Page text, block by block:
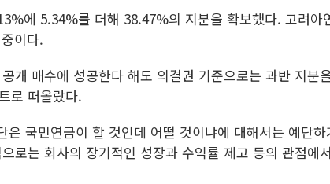
에 5.34%를 더해 38.47%의 지분을 확보했다. 고려
이다.
개 매수에 성공한다 해도 의결권 기준으로는 과반 지분
로 떠올랐다.
국민연금이 할 것인데 어떨 것이냐에 대해서는 예단
로는 회사의 장기적인 성장과 수익률 제고 등의 관점에